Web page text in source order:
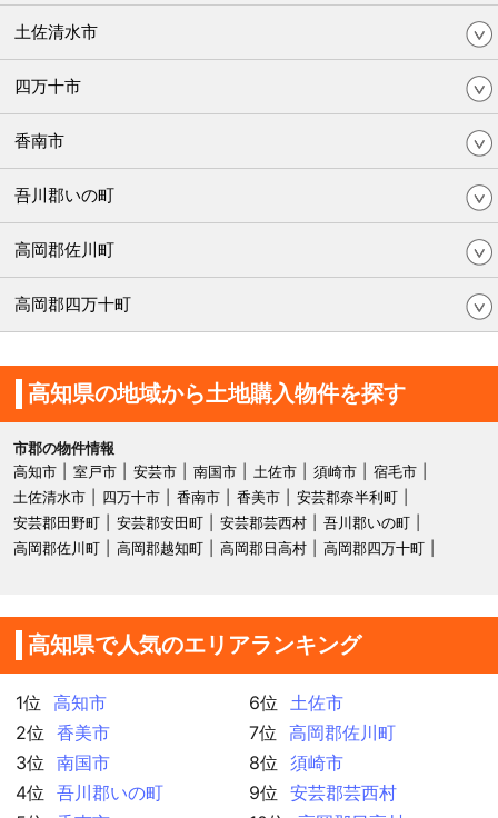
土佐清水市
四万十市
香南市
吾川郡いの町
高岡郡佐川町
高岡郡四万十町
高知県の地域から土地購入物件を探す
市郡の物件情報
高知市
室戸市 安芸市 南国市 土佐市 須崎市
宿毛市
土佐清水市
四万十市 香南市 香美市
安芸郡奈半利町
安芸郡田野町
安芸郡安田町 安芸郡芸西村
吾川郡いの町
高岡郡佐川町
高岡郡越知町 高岡郡日高村 高岡郡四万十町
高知県で人気のエリアランキング
1位
高知市
2位
香美市
3位
南国市
4位
吾川郡いの町
6位
土佐市
7位
高岡郡佐川町
8位
須崎市
9位
安芸郡芸西村